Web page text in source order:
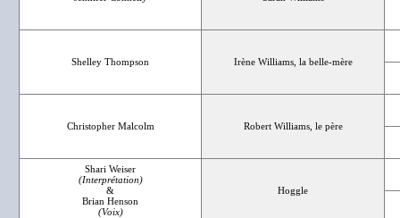
Shelley Thompson Irène Williams, la belle-mère
Christopher Malcolm Robert Williams, le père
Shari Weiser
(Interprétation)
&
Brian Henson
(Voix)
Hoggle